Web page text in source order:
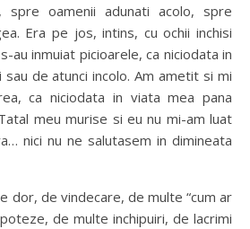
spre oamenii adunati acolo, spre
Era pe jos, intins, cu ochii inchisi
au inmuiat picioarele, ca niciodata in
de atunci incolo. Am ametit si mi
ca niciodata in viata mea pana
meu murise si eu nu mi-am luat
nici nu ne salutasem in dimineata
dor, de vindecare, de multe “cum ar
de multe inchipuiri, de lacrimi